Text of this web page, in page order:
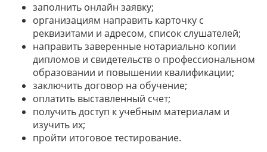
заполнить онлайн заявку;
организациям направить карточку с
реквизитами и адресом, список слушателей;
направить заверенные нотариально копии
дипломов и свидетельств о профессиональном
образовании и повышении квалификации;
заключить договор на обучение;
оплатить выставленный счет;
получить доступ к учебным материалам и
изучить их;
пройти итоговое тестирование.